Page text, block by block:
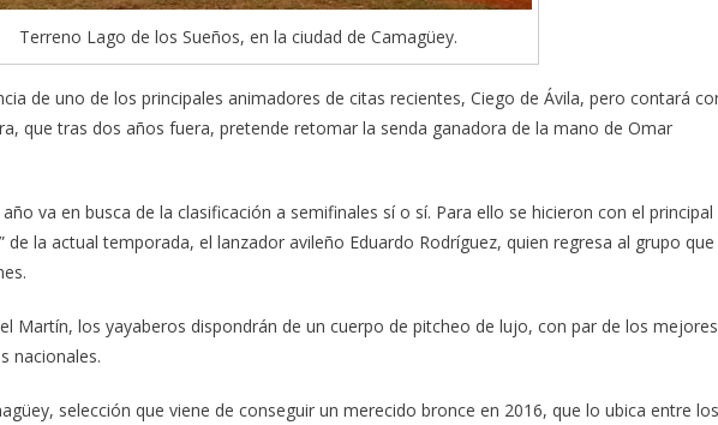
Terreno Lago de los Sueños, en la ciudad de Camagüey.
de uno de los principales animadores de citas recientes, Ciego de Ávila, pero contará
que tras dos años fuera, pretende retomar la senda ganadora de la mano de Omar
va en busca de la clasificación a semifinales sí o sí. Para ello se hicieron con el principal
de la actual temporada, el lanzador avileño Eduardo Rodríguez, quien regresa al grupo que
Martín, los yayaberos dispondrán de un cuerpo de pitcheo de lujo, con par de los mejores
nacionales.
selección que viene de conseguir un merecido bronce en 2016, que lo ubica entre los